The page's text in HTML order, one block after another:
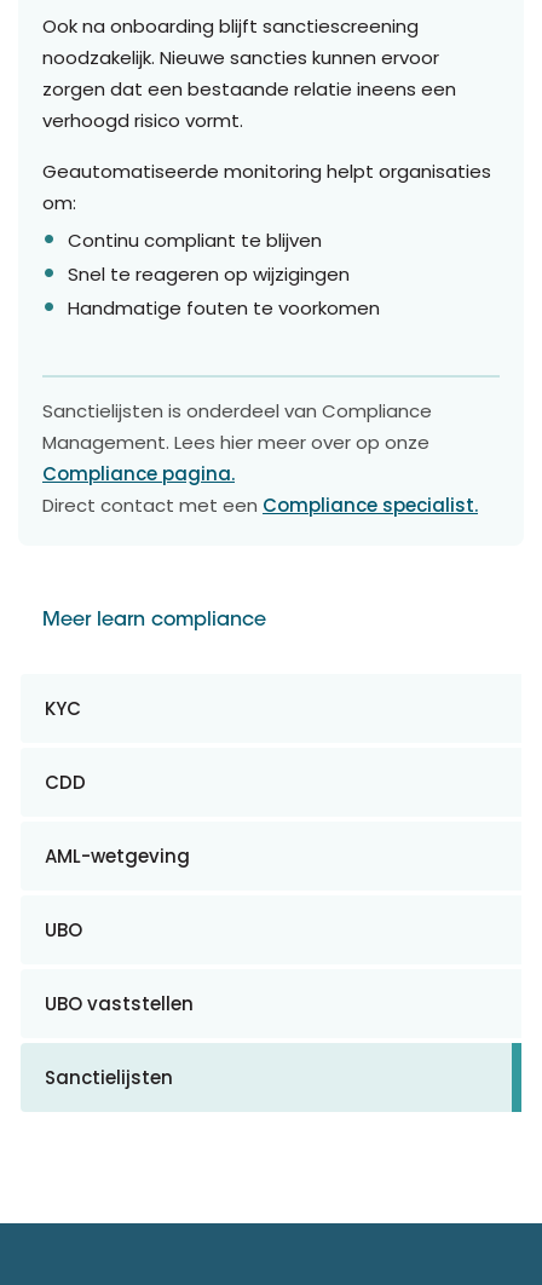
Meer learn compliance
KYC
CDD
AML-wetgeving
UBO
UBO vaststellen
Sanctielijsten
Ook na onboarding blijft sanctiescreening
noodzakelijk. Nieuwe sancties kunnen ervoor
zorgen dat een bestaande relatie ineens een
verhoogd risico vormt.
Geautomatiseerde monitoring helpt organisaties
om:
Continu compliant te blijven
Snel te reageren op wijzigingen
Handmatige fouten te voorkomen
Sanctielijsten is onderdeel van Compliance
Management. Lees hier meer over op onze
Compliance pagina.
Direct contact met een Compliance specialist.